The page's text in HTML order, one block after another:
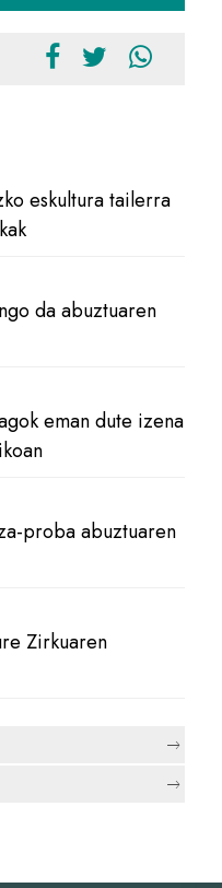
eskultura tailerra
da abuztuaren
eman dute izena
proba abuztuaren
Zirkuaren